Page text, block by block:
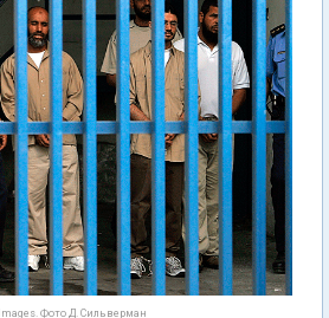
Фото Д. Сильверман